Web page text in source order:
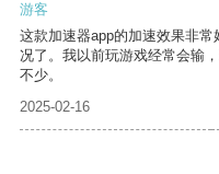
游客
这款加速器app的加速效果非
况了。我以前玩游戏经常会输
不少。
2025-02-16